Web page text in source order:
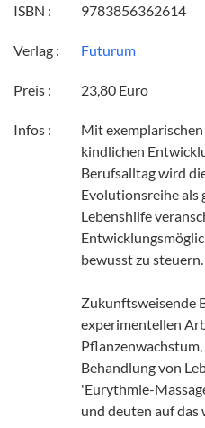
ISBN : 9783856362614
Verlag : Futurum
Preis : 23,80 Euro
Infos :
Mit
kindlichen
Berufsalltag wird
Evolutionsreihe als
Lebenshilfe
bewusst zu steuern.
Zukunftsweisende
experimentellen
Behandlung von
'Eurythmie-
und deuten auf